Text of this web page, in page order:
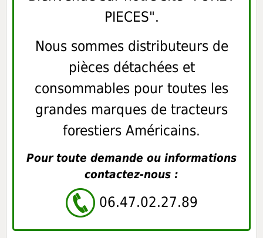
PIECES".
Nous sommes distributeurs de
pièces détachées et
consommables pour toutes les
grandes marques de tracteurs
forestiers Américains.
Pour toute demande ou informations
contactez-nous :
06.47.02.27.89